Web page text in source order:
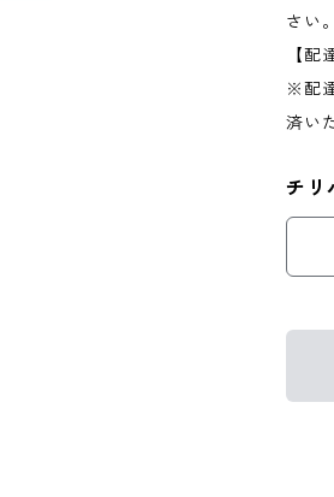
さい
【配
※配
済い
チ